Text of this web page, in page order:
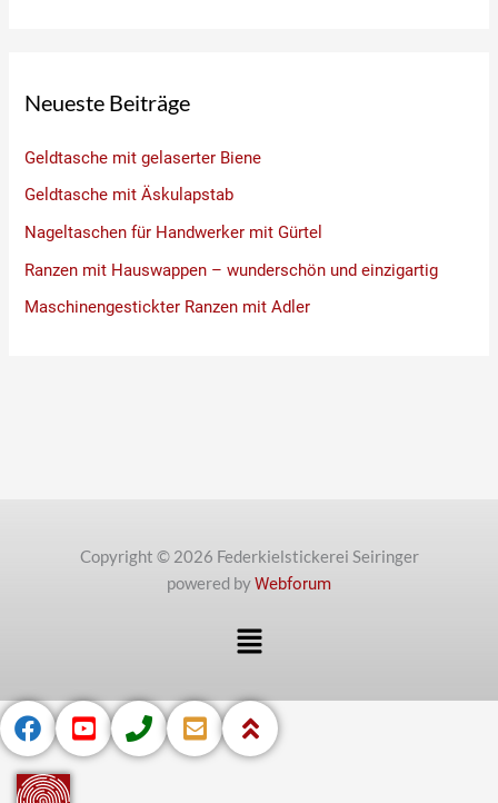
Neueste Beiträge
Geldtasche mit gelaserter Biene
Geldtasche mit Äskulapstab
Nageltaschen für Handwerker mit Gürtel
Ranzen mit Hauswappen – wunderschön und einzigartig
Maschinengestickter Ranzen mit Adler
Copyright © 2026 Federkielstickerei Seiringer
powered byWebforum
Menü